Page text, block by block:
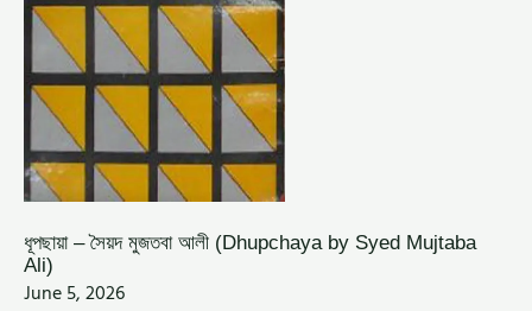
ধূপছায়া – সৈয়দ মুজতবা আলী (Dhupchaya by Syed Mujtaba
Ali)
June 5, 2026